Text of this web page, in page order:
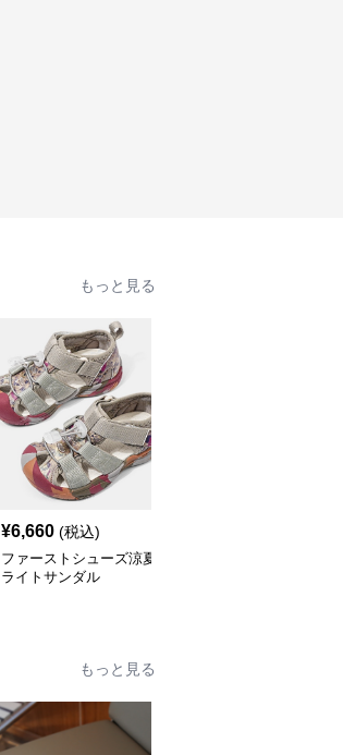
もっと見る
¥6,660 (税込)
ファーストシューズ涼夏
ライトサンダル
もっと見る